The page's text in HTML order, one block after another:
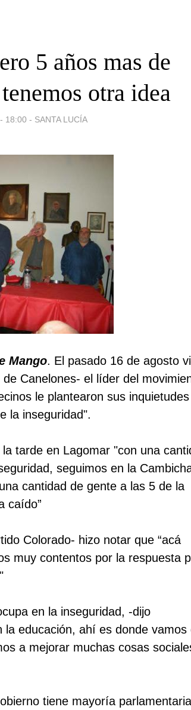
5 años mas de
otra idea
18:00 - SANTA LUCÍA
Mango. El pasado 16 de agosto
Canelones- el líder del
le plantearon sus
la inseguridad".
tarde en Lagomar "con una
seguimos en la
cantidad de gente a las 5 de la
caído”
Colorado- hizo notar que “acá
muy contentos por la respuesta
en la inseguridad, -dijo
educación, ahí es donde vamos
a mejorar muchas cosas
tiene mayoría